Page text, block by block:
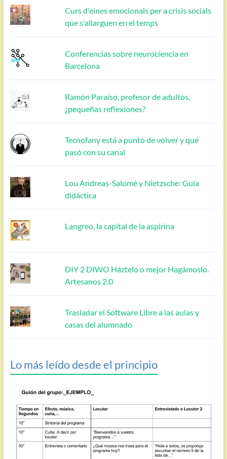
Curs d'eines emocionals per a crisis socials
que s'allarguen en el temps
Conferencias sobre neurociencia en
Barcelona
Ramón Paraíso, profesor de adultos,
¿pequeñas reflexiones?
Tecnofany está a punto de volver y qué
pasó con su canal
Lou Andreas-Salomé y Nietzsche: Guía
didáctica
Langreo, la capital de la aspirina
DIY 2 DIWO Háztelo o mejor Hagámoslo.
Artesanos 2.0
Trasladar el Software Libre a las aulas y
casas del alumnado
Lo más leído desde el principio